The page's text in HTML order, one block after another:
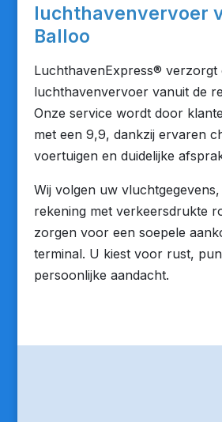
luchthavenvervoer
Balloo
LuchthavenExpress® verzorgt
luchthavenvervoer vanuit de
Onze service wordt door
met een 9,9, dankzij ervaren
voertuigen en duidelijke
Wij volgen uw
rekening met verkeersdrukte
zorgen voor een soepele
terminal. U kiest voor rust,
persoonlijke aandacht.